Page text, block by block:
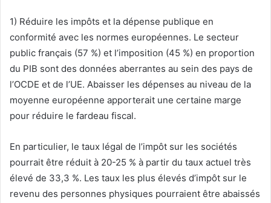
1) Réduire les impôts et la dépense publique en
conformité avec les normes européennes. Le secteur
public français (57 %) et l’imposition (45 %) en proportion
du PIB sont des données aberrantes au sein des pays de
l’OCDE et de l’UE. Abaisser les dépenses au niveau de la
moyenne européenne apporterait une certaine marge
pour réduire le fardeau fiscal.
En particulier, le taux légal de l’impôt sur les sociétés
pourrait être réduit à 20-25 % à partir du taux actuel très
élevé de 33,3 %. Les taux les plus élevés d’impôt sur le
revenu des personnes physiques pourraient être abaissés